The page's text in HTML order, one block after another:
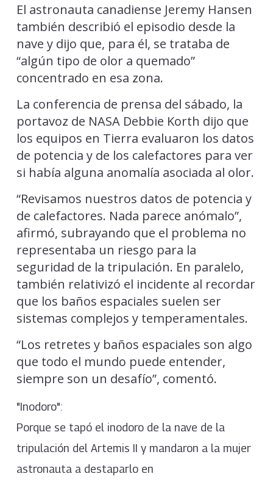
El astronauta canadiense Jeremy Hansen
también describió el episodio desde la
nave y dijo que, para él, se trataba de
“algún tipo de olor a quemado”
concentrado en esa zona.
La conferencia de prensa del sábado, la
portavoz de NASA Debbie Korth dijo que
los equipos en Tierra evaluaron los datos
de potencia y de los calefactores para ver
si había alguna anomalía asociada al olor.
“Revisamos nuestros datos de potencia y
de calefactores. Nada parece anómalo”,
afirmó, subrayando que el problema no
representaba un riesgo para la
seguridad de la tripulación. En paralelo,
también relativizó el incidente al recordar
que los baños espaciales suelen ser
sistemas complejos y temperamentales.
“Los retretes y baños espaciales son algo
que todo el mundo puede entender,
siempre son un desafío”, comentó.
"Inodoro":
Porque se tapó el inodoro de la nave de la
tripulación del Artemis II y mandaron a la mujer
astronauta a destaparlo en